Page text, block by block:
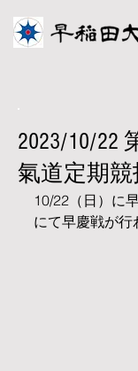
2023/10/22
氣道定期競
10/22（日）に
にて早慶戦が行